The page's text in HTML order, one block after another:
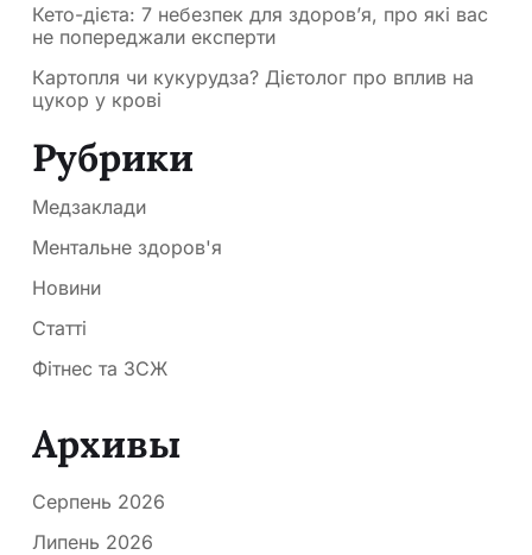
Кето-дієта: 7 небезпек для здоров’я, про які вас
не попереджали експерти
Картопля чи кукурудза? Дієтолог про вплив на
цукор у крові
Рубрики
Медзаклади
Ментальне здоров'я
Новини
Статті
Фітнес та ЗСЖ
Архивы
Серпень 2026
Липень 2026